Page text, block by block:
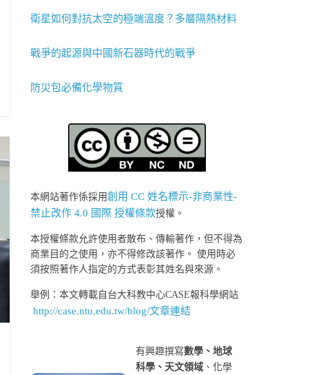
衛星如何對抗太空的極端溫度？多層隔熱材料
戰爭的起源與中國新石器時代的戰爭
防災包必備化學物質
本網站著作係採用創用 CC 姓名標示-非商業性-
禁止改作 4.0 國際 授權條款授權。
本授權條款允許使用者散布、傳輸著作，但不得為
商業目的之使用，亦不得修改該著作。 使用時必
須按照著作人指定的方式表彰其姓名與來源。
舉例：本文轉載自台大科教中心CASE報科學網站
http://case.ntu.edu.tw/blog/文章連結
有興趣撰寫數學、地球
科學、天文領域 、化學